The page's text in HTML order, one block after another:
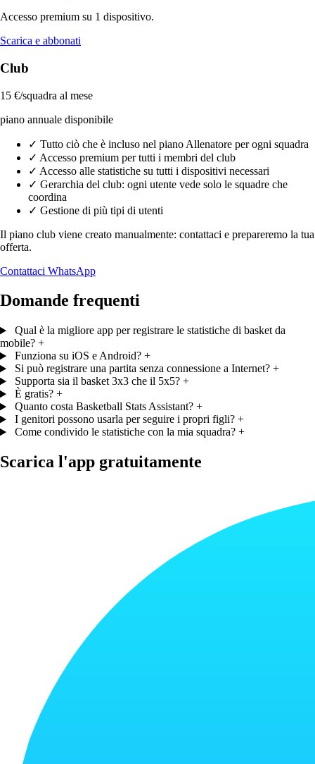
Accesso premium su 1 dispositivo.
Scarica e abbonati
Club
15 €/squadra al mese
piano annuale disponibile
✓ Tutto ciò che è incluso nel piano Allenatore per ogni squadra
✓ Accesso premium per tutti i membri del club
✓ Accesso alle statistiche su tutti i dispositivi necessari
✓ Gerarchia del club: ogni utente vede solo le squadre che
coordina
✓ Gestione di più tipi di utenti
Il piano club viene creato manualmente: contattaci e prepareremo la tua
offerta.
Contattaci WhatsApp
Domande frequenti
Qual è la migliore app per registrare le statistiche di basket da
mobile? +
Funziona su iOS e Android? +
Si può registrare una partita senza connessione a Internet? +
Supporta sia il basket 3x3 che il 5x5? +
È gratis? +
Quanto costa Basketball Stats Assistant? +
I genitori possono usarla per seguire i propri figli? +
Come condivido le statistiche con la mia squadra? +
Scarica l'app gratuitamente